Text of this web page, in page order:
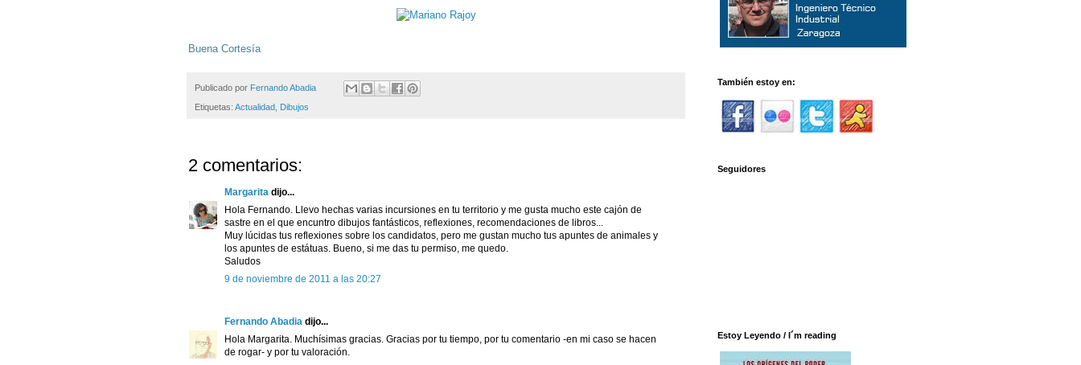
Buena Cortesía
Publicado por Fernando Abadia
Etiquetas: Actualidad Dibujos
2 comentarios:
Margarita dijo...
Hola Fernando. Llevo hechas varias incursiones en tu territorio y me gusta mucho este cajón de
sastre en el que encuntro dibujos fantásticos, reflexiones, recomendaciones de libros...
Muy lúcidas tus reflexiones sobre los candidatos, pero me gustan mucho tus apuntes de animales y
los apuntes de estátuas. Bueno, si me das tu permiso, me quedo.
Saludos
9 de noviembre de 2011 a las 20:27
Fernando Abadia dijo...
Hola Margarita. Muchísimas gracias. Gracias por tu tiempo, por tu comentario -en mi caso se hacen
de rogar- y por tu valoración.
También estoy en:
Seguidores
Estoy Leyendo / I´m reading